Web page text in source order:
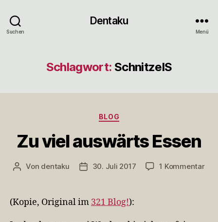
Suchen
Dentaku
Menü
Schlagwort: SchnitzelS
Kategorien
BLOG
Zu viel auswärts Essen
Beitragsautor
Von dentaku Veröffentlichungsdatum
30. Juli 2017 1 Kommentarzu
(Kopie, Original im 321 Blog!):